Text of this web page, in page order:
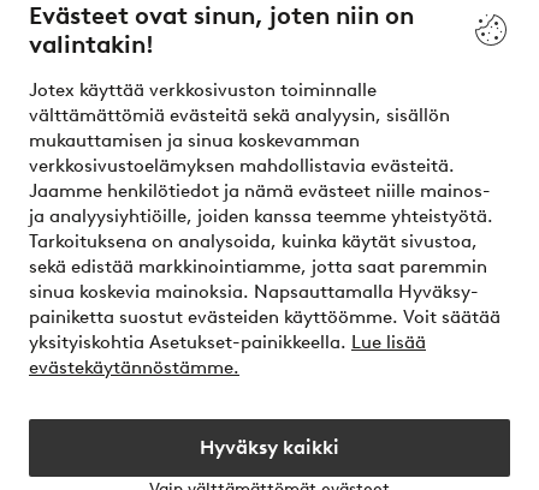
Evästeet ovat sinun, joten niin on
valintakin!
Jotex käyttää verkkosivuston toiminnalle
välttämättömiä evästeitä sekä analyysin, sisällön
mukauttamisen ja sinua koskevamman
verkkosivustoelämyksen mahdollistavia evästeitä.
Jaamme henkilötiedot ja nämä evästeet niille mainos-
ja analyysiyhtiöille, joiden kanssa teemme yhteistyötä.
Tarkoituksena on analysoida, kuinka käytät sivustoa,
sekä edistää markkinointiamme, jotta saat paremmin
sinua koskevia mainoksia. Napsauttamalla Hyväksy-
painiketta suostut evästeiden käyttöömme. Voit säätää
yksityiskohtia Asetukset-painikkeella. Lue lisää
evästekäytännöstämme.
Hyväksy kaikki
Ehdot
Ystävät
Turvalliset maksut – maksa nyt tai erissä
Haluatko tietää lisää maksuvaihtoehdoistamme?
elpy